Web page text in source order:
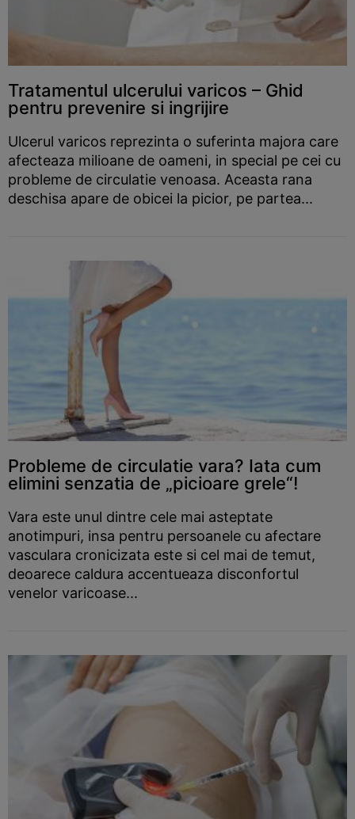
Tratamentul ulcerului varicos – Ghid
pentru prevenire si ingrijire
Ulcerul varicos reprezinta o suferinta majora care
afecteaza milioane de oameni, in special pe cei cu
probleme de circulatie venoasa. Aceasta rana
deschisa apare de obicei la picior, pe partea...
Probleme de circulatie vara? Iata cum
elimini senzatia de „picioare grele“!
Vara este unul dintre cele mai asteptate
anotimpuri, insa pentru persoanele cu afectare
vasculara cronicizata este si cel mai de temut,
deoarece caldura accentueaza disconfortul
venelor varicoase...